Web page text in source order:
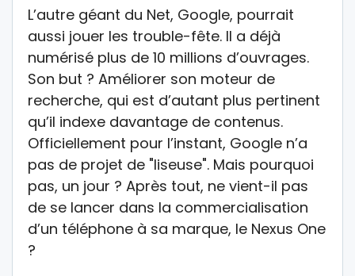
L’autre géant du Net, Google, pourrait
aussi jouer les trouble-fête. Il a déjà
numérisé plus de 10 millions d’ouvrages.
Son but ? Améliorer son moteur de
recherche, qui est d’autant plus pertinent
qu’il indexe davantage de contenus.
Officiellement pour l’instant, Google n’a
pas de projet de "liseuse". Mais pourquoi
pas, un jour ? Après tout, ne vient-il pas
de se lancer dans la commercialisation
d’un téléphone à sa marque, le Nexus One
?